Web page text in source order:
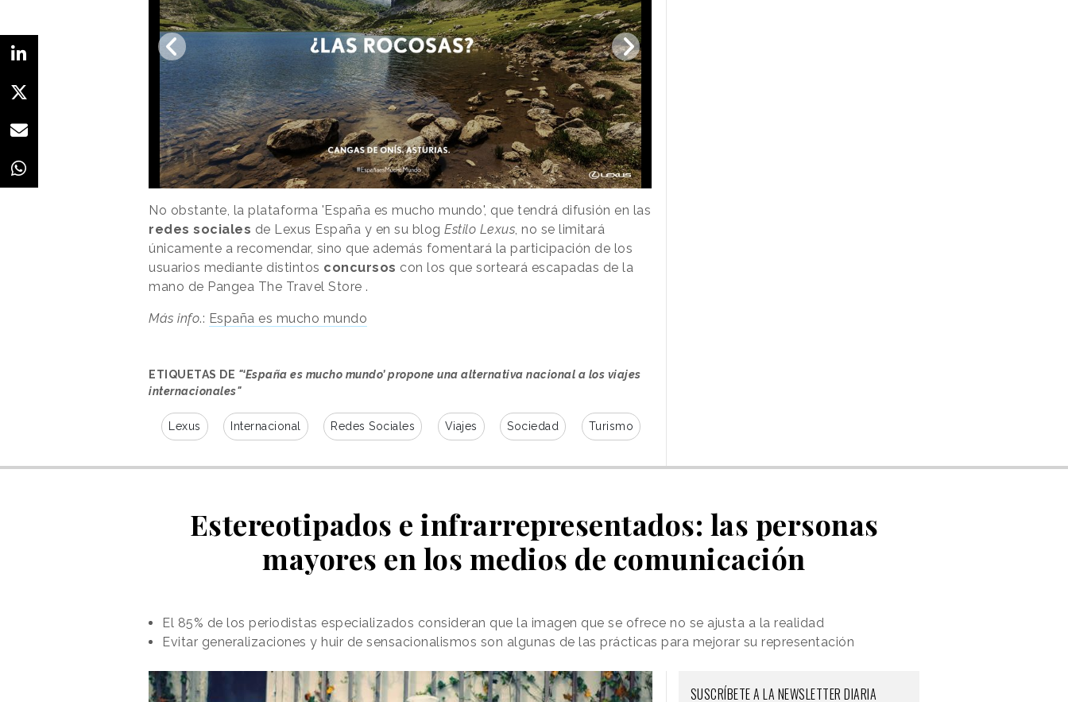
No obstante, la plataforma 'España es mucho mundo', que tendrá difusión en las
redes sociales de Lexus España y en su blog Estilo Lexus, no se limitará
únicamente a recomendar, sino que además fomentará la participación de los
usuarios mediante distintos concursos con los que sorteará escapadas de la
mano de Pangea The Travel Store .
Más info.: España es mucho mundo
ETIQUETAS DE "‘España es mucho mundo’ propone una alternativa nacional a los viajes
internacionales"
Lexus Internacional Redes Sociales Viajes Sociedad Turismo
Estereotipados e infrarrepresentados: las personas
mayores en los medios de comunicación
El 85% de los periodistas especializados consideran que la imagen que se ofrece no se ajusta a la realidad
Evitar generalizaciones y huir de sensacionalismos son algunas de las prácticas para mejorar su representación
SUSCRÍBETE A LA NEWSLETTER DIARIA